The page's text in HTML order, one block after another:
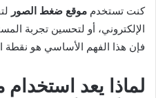
كنت تستخدم موقع ضغط الصور
الإلكتروني، أو لتحسين تجربة
فإن هذا الفهم الأساسي هو نقطة
لماذا يعد